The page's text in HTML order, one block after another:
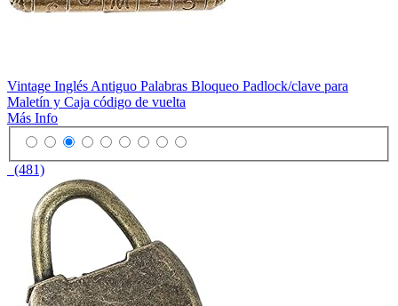
Vintage Inglés Antiguo Palabras Bloqueo Padlock/clave para
Maletín y Caja código de vuelta
Más Info
(481)